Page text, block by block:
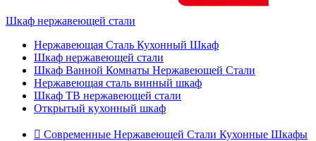
Шкаф нержавеющей стали
Нержавеющая Сталь Кухонный Шкаф
Шкаф нержавеющей стали
Шкаф Ванной Комнаты Нержавеющей Стали
Нержавеющая сталь винный шкаф
Шкаф ТВ нержавеющей стали
Открытый кухонный шкаф
 Современные Нержавеющей Стали Кухонные Шкафы